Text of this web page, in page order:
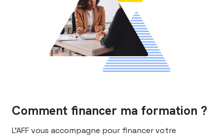
Comment financer ma formation ?
L’AFF vous accompagne pour financer votre